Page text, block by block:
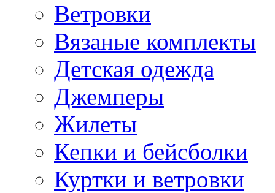
Ветровки
Вязаные комплекты
Детская одежда
Джемперы
Жилеты
Кепки и бейсболки
Куртки и ветровки